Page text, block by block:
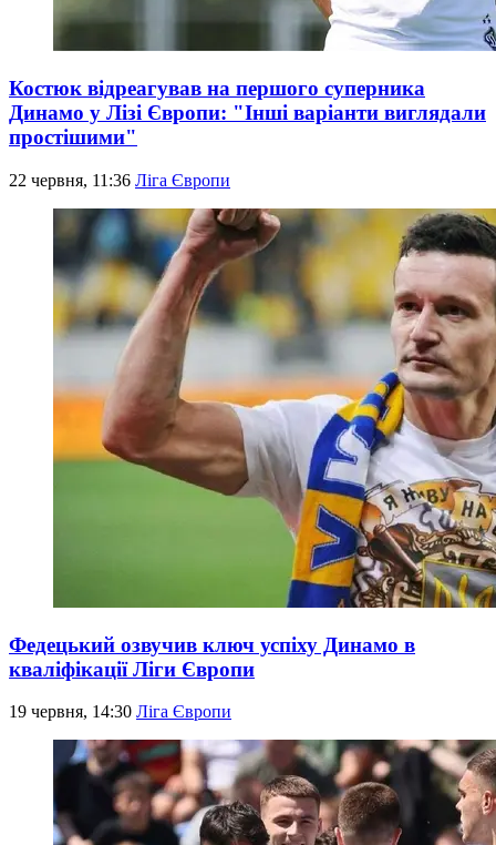
Костюк відреагував на першого суперника
Динамо у Лізі Європи: "Інші варіанти виглядали
простішими"
22 червня, 11:36 Ліга Європи
Федецький озвучив ключ успіху Динамо в
кваліфікації Ліги Європи
19 червня, 14:30 Ліга Європи